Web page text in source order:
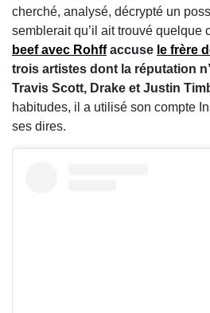
cherché, analysé, décrypté un
semblerait qu’il ait trouvé quelque
beef avec Rohffaccuse le frère
trois artistes dont la réputation
Travis Scott, Drake et Justin
habitudes, il a utilisé son compte
ses dires.